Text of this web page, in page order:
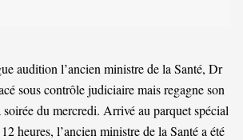
audition l’ancien ministre de la Santé, Dr
sous contrôle judiciaire mais regagne son
du mercredi. Arrivé au parquet spécial
heures, l’ancien ministre de la Santé a été